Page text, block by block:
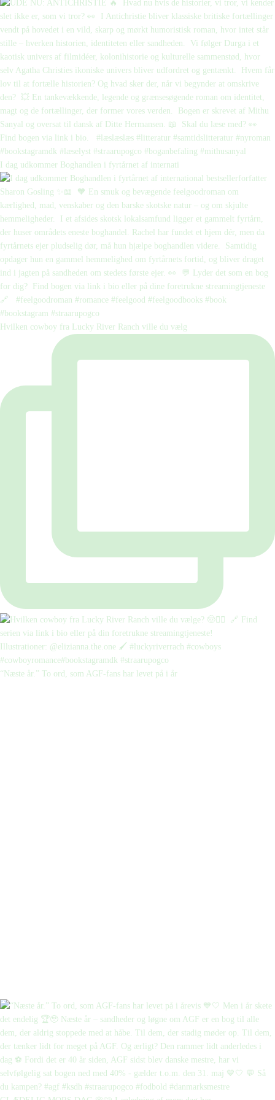
I dag udkommer Boghandlen i fyrtårnet af internati
Hvilken cowboy fra Lucky River Ranch ville du vælg
“Næste år.” To ord, som AGF-fans har levet på i år